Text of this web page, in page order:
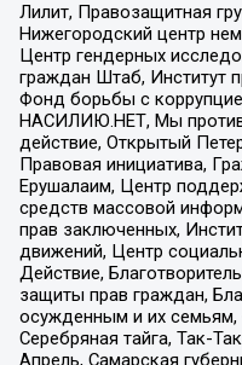
Лилит, Правозащитная
Нижегородский центр
Центр гендерных
граждан Штаб, Институт
Фонд борьбы с
НАСИЛИЮ.НЕТ, Мы
действие, Открытый
Правовая инициатива,
Ерушалаим, Центр
средств массовой
прав заключенных,
движений, Центр
Действие,
защиты прав граждан,
осужденным и их
Серебряная тайга, Так-
Апрель, Самарская